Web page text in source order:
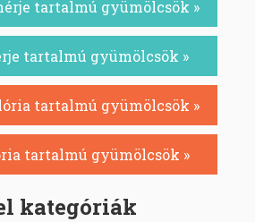
tartalmú gyümölcsök »
tartalmú gyümölcsök »
tartalmú gyümölcsök »
tartalmú gyümölcsök »
kategóriák